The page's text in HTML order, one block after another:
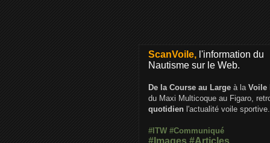
ScanVoile, l'information du
Nautisme sur le Web.
De la Course au Large à la Voile
du Maxi Multicoque au Figaro,
quotidien l'actualité voile sportive.
#ITW #Communiqué
#Images #Articles